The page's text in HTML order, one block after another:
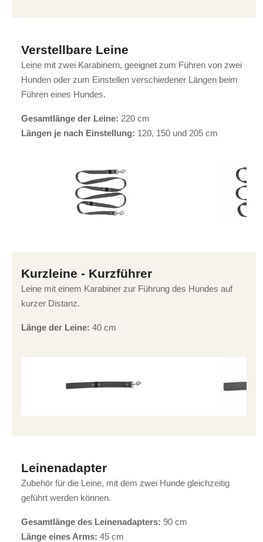
Verstellbare Leine
Leine mit zwei Karabinern, geeignet zum Führen von zwei
Hunden oder zum Einstellen verschiedener Längen beim
Führen eines Hundes.
Gesamtlänge der Leine: 220 cm
Längen je nach Einstellung: 120, 150 und 205 cm
Kurzleine - Kurzführer
Leine mit einem Karabiner zur Führung des Hundes auf
kurzer Distanz.
Länge der Leine: 40 cm
Leinenadapter
Zubehör für die Leine, mit dem zwei Hunde gleichzeitig
geführt werden können.
Gesamtlänge des Leinenadapters: 90 cm
Länge eines Arms: 45 cm